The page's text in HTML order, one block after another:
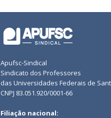
Apufsc-Sindical
Sindicato dos Professores
das Universidades Federais de
CNPJ 83.051.920/0001-66
Filiação nacional: